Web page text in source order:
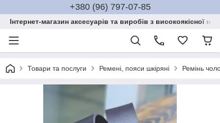
+380 (96) 797-07-85
Інтернет-магазин аксесуарів та виробів з високоякісної
Товари та послуги Ремені, пояси шкіряні Ремінь